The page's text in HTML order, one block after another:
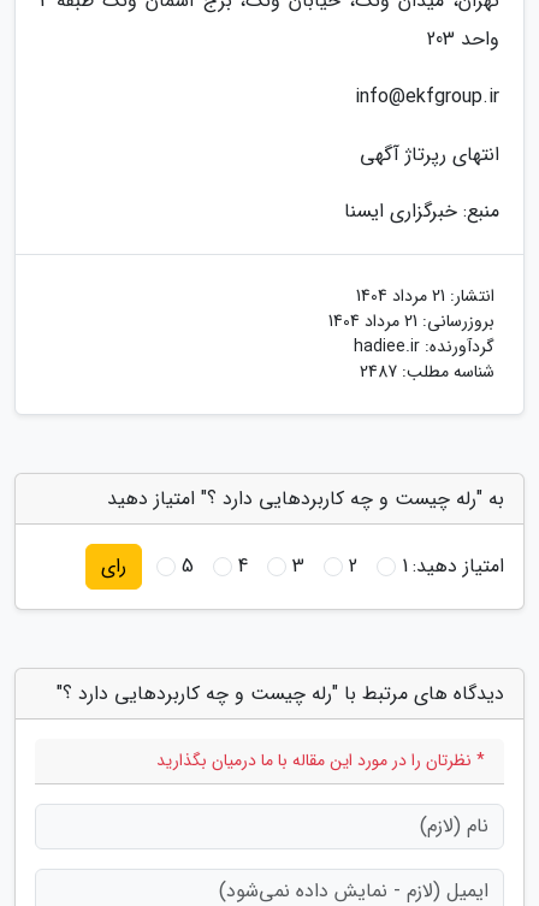
واحد 203
info@ekfgroup.ir
انتهای رپرتاژ آگهی
منبع: خبرگزاری ایسنا
انتشار: 21 مرداد 1404
بروزرسانی: 21 مرداد 1404
گردآورنده: hadiee.ir
شناسه مطلب: 2487
به "رله چیست و چه کاربردهایی دارد ؟" امتیاز دهید
امتیاز دهید:1
2
3
4
5 رای
دیدگاه های مرتبط با "رله چیست و چه کاربردهایی دارد ؟"
* نظرتان را در مورد این مقاله با ما درمیان بگذارید